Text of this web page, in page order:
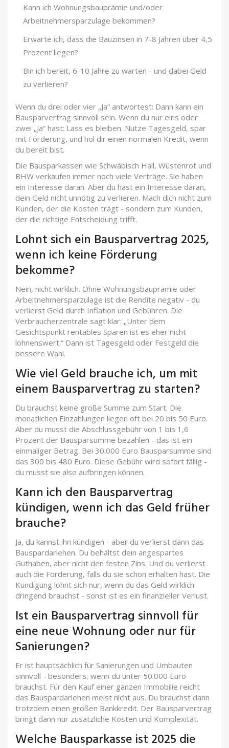
Kann ich Wohnungsbauprämie und/oder
Arbeitnehmersparzulage bekommen?
Erwarte ich, dass die Bauzinsen in 7-8 Jahren über 4,5
Prozent liegen?
Bin ich bereit, 6-10 Jahre zu warten - und dabei Geld
zu verlieren?
Wenn du drei oder vier „Ja“ antwortest: Dann kann ein
Bausparvertrag sinnvoll sein. Wenn du nur eins oder
zwei „Ja“ hast: Lass es bleiben. Nutze Tagesgeld, spar
mit Förderung, und hol dir einen normalen Kredit, wenn
du bereit bist.
Die Bausparkassen wie Schwäbisch Hall, Wüstenrot und
BHW verkaufen immer noch viele Verträge. Sie haben
ein Interesse daran. Aber du hast ein Interesse daran,
dein Geld nicht unnötig zu verlieren. Mach dich nicht zum
Kunden, der die Kosten trägt - sondern zum Kunden,
der die richtige Entscheidung trifft.
Lohnt sich ein Bausparvertrag 2025,
wenn ich keine Förderung
bekomme?
Nein, nicht wirklich. Ohne Wohnungsbauprämie oder
Arbeitnehmersparzulage ist die Rendite negativ - du
verlierst Geld durch Inflation und Gebühren. Die
Verbraucherzentrale sagt klar: „Unter dem
Gesichtspunkt rentables Sparen ist es eher nicht
lohnenswert.“ Dann ist Tagesgeld oder Festgeld die
bessere Wahl.
Wie viel Geld brauche ich, um mit
einem Bausparvertrag zu starten?
Du brauchst keine große Summe zum Start. Die
monatlichen Einzahlungen liegen oft bei 20 bis 50 Euro.
Aber du musst die Abschlussgebühr von 1 bis 1,6
Prozent der Bausparsumme bezahlen - das ist ein
einmaliger Betrag. Bei 30.000 Euro Bausparsumme sind
das 300 bis 480 Euro. Diese Gebühr wird sofort fällig -
du musst sie also aufbringen können.
Kann ich den Bausparvertrag
kündigen, wenn ich das Geld früher
brauche?
Ja, du kannst ihn kündigen - aber du verlierst dann das
Bauspardarlehen. Du behältst dein angespartes
Guthaben, aber nicht den festen Zins. Und du verlierst
auch die Förderung, falls du sie schon erhalten hast. Die
Kündigung lohnt sich nur, wenn du das Geld wirklich
dringend brauchst - sonst ist es ein finanzieller Verlust.
Ist ein Bausparvertrag sinnvoll für
eine neue Wohnung oder nur für
Sanierungen?
Er ist hauptsächlich für Sanierungen und Umbauten
sinnvoll - besonders, wenn du unter 50.000 Euro
brauchst. Für den Kauf einer ganzen Immobilie reicht
das Bauspardarlehen meist nicht aus. Du brauchst dann
trotzdem einen großen Bankkredit. Der Bausparvertrag
bringt dann nur zusätzliche Kosten und Komplexität.
Welche Bausparkasse ist 2025 die